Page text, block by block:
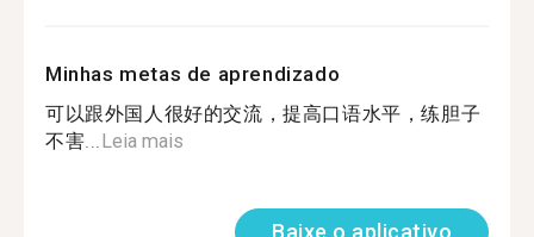
Minhas metas de aprendizado
可以跟外国人很好的交流，提高口语水平，练胆子
不害...Leia mais
Baixe o aplicativo